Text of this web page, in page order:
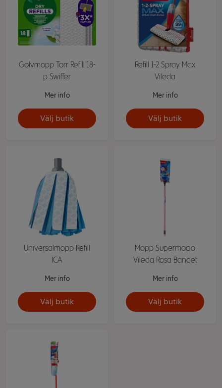
Golvmopp Torr Refill 18-
p Swiffer
Mer info
Välj butik
Refill 1-2 Spray Max
Vileda
Mer info
Välj butik
Universalmopp Refill
ICA
Mer info
Välj butik
Mopp Supermocio
Vileda Rosa Bandet
Mer info
Välj butik